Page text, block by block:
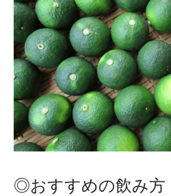
◎おすすめの飲み方